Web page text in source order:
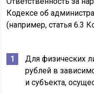
Кодексе об
(например, статья 6.3
Для физических
рублей в
и субъекта,